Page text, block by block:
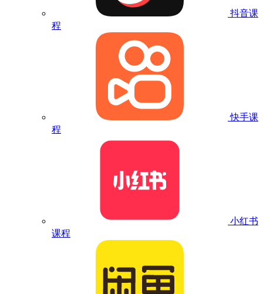
抖音课
程
快手课
程
小红书
课程